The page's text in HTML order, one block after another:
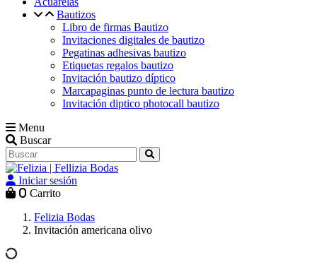
Bautizos
Libro de firmas Bautizo
Invitaciones digitales de bautizo
Pegatinas adhesivas bautizo
Etiquetas regalos bautizo
Invitación bautizo díptico
Marcapaginas punto de lectura bautizo
Invitación diptico photocall bautizo
Menu
Buscar
Iniciar sesión
0 Carrito
Felizia Bodas
Invitación americana olivo